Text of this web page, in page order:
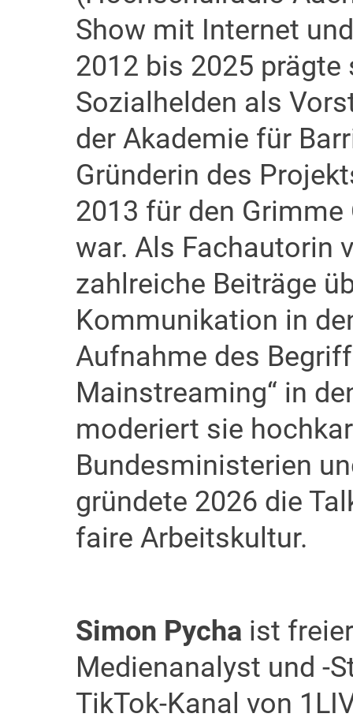
Show mit Internet
2012 bis 2025 prägte
Sozialhelden als
der Akademie für
Gründerin des
2013 für den
war. Als Fachautorin
zahlreiche Beiträge
Kommunikation in
Aufnahme des
Mainstreaming“ in
moderiert sie
Bundesministerien
gründete 2026 die
faire Arbeitskultur.
Simon Pycha ist freier
Medienanalyst und -
TikTok-Kanal von